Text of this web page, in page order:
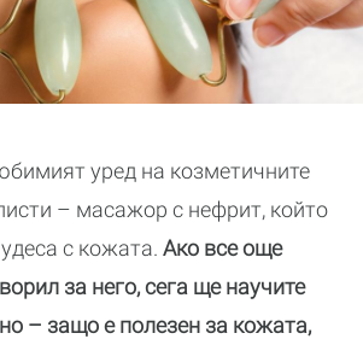
уред на козметичните
– масажор с нефрит, който
с кожата. Ако все още
за него, сега ще научите
– защо е полезен за кожата,